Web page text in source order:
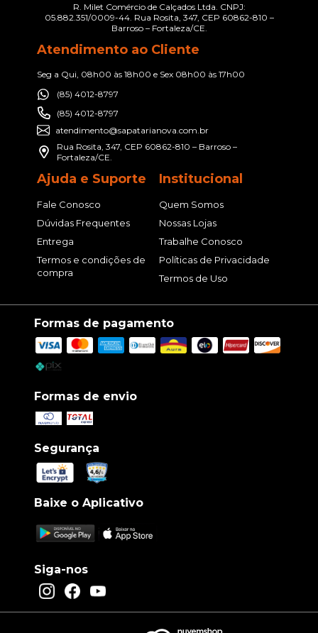
R. Milet Comércio de Calçados Ltda. CNPJ:
05.882.351/0009-44. Rua Rosita, 347, CEP 60862-810 –
Barroso – Fortaleza/CE.
Atendimento ao Cliente
Seg a Qui, 08h00 às 18h00 e Sex 08h00 às 17h00
(85) 4012-8797
(85) 4012-8797
atendimento@sapatarianova.com.br
Rua Rosita, 347, CEP 60862-810 – Barroso –
Fortaleza/CE.
Ajuda e Suporte
Fale Conosco
Dúvidas Frequentes
Entrega
Termos e condições de
compra
Institucional
Quem Somos
Nossas Lojas
Trabalhe Conosco
Políticas de Privacidade
Termos de Uso
Formas de pagamento
Formas de envio
Segurança
Baixe o Aplicativo
Siga-nos